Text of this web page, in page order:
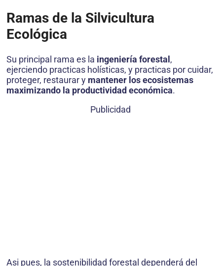
Ramas de la Silvicultura
Ecológica
Su principal rama es la ingeniería forestal,
ejerciendo practicas holísticas, y practicas por cuidar,
proteger, restaurar y mantener los ecosistemas
maximizando la productividad económica.
Publicidad
Asi pues, la sostenibilidad forestal dependerá del